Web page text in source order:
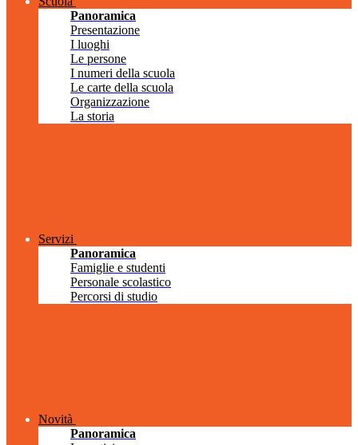
Panoramica
Presentazione
I luoghi
Le persone
I numeri della scuola
Le carte della scuola
Organizzazione
La storia
Servizi
Panoramica
Famiglie e studenti
Personale scolastico
Percorsi di studio
Novità
Panoramica